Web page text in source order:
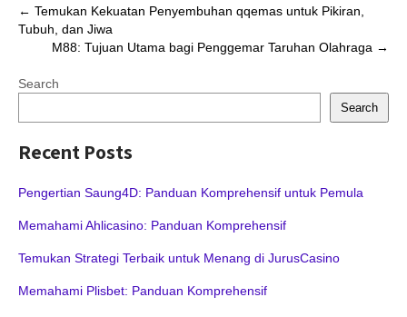
Post
navigation
← Temukan Kekuatan Penyembuhan qqemas untuk Pikiran,
Tubuh, dan Jiwa
M88: Tujuan Utama bagi Penggemar Taruhan Olahraga →
Search
Search
Recent Posts
Pengertian Saung4D: Panduan Komprehensif untuk Pemula
Memahami Ahlicasino: Panduan Komprehensif
Temukan Strategi Terbaik untuk Menang di JurusCasino
Memahami Plisbet: Panduan Komprehensif